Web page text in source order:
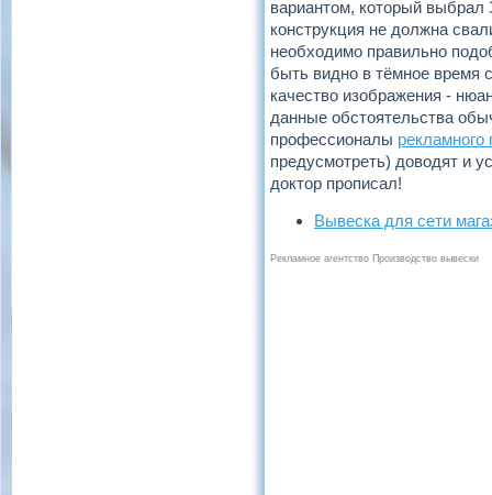
вариантом, который выбрал
конструкция не должна
необходимо правильно
быть видно в тёмное время
качество изображения -
данные обстоятельства
профессионалы рекламного
предусмотреть) доводят и
доктор прописал!
Вывеска для сети
Рекламное агентство Производство вывески